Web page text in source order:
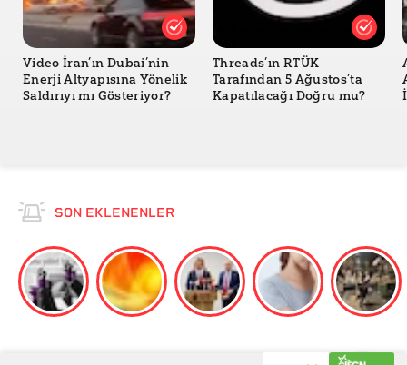
Video İran’ın Dubai’nin
Enerji Altyapısına Yönelik
Saldırıyı mı Gösteriyor?
Threads’ın RTÜK
Tarafından 5 Ağustos’ta
Kapatılacağı Doğru mu?
SON EKLENENLER